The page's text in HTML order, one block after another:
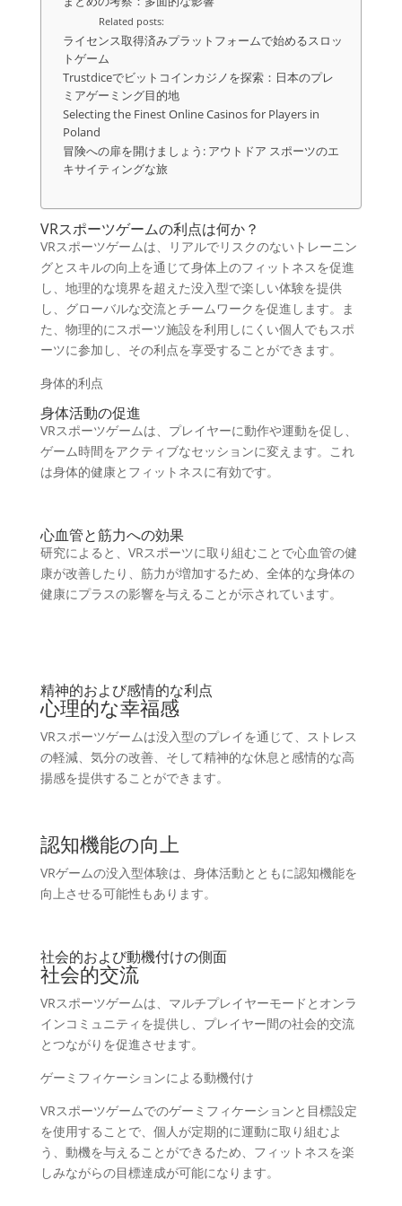
Related posts:
ライセンス取得済みプラットフォームで始めるスロッ
トゲーム
Trustdiceでビットコインカジノを探索：日本のプレ
ミアゲーミング目的地
Selecting the Finest Online Casinos for Players in
Poland
冒険への扉を開けましょう: アウトドア スポーツのエ
キサイティングな旅
VRスポーツゲームの利点は何か？
VRスポーツゲームは、リアルでリスクのないトレーニン
グとスキルの向上を通じて身体上のフィットネスを促進
し、地理的な境界を超えた没入型で楽しい体験を提供
し、グローバルな交流とチームワークを促進します。ま
た、物理的にスポーツ施設を利用しにくい個人でもスポ
ーツに参加し、その利点を享受することができます。
身体的利点
身体活動の促進
VRスポーツゲームは、プレイヤーに動作や運動を促し、
ゲーム時間をアクティブなセッションに変えます。これ
は身体的健康とフィットネスに有効です。
心血管と筋力への効果
研究によると、VRスポーツに取り組むことで心血管の健
康が改善したり、筋力が増加するため、全体的な身体の
健康にプラスの影響を与えることが示されています。
精神的および感情的な利点
心理的な幸福感
VRスポーツゲームは没入型のプレイを通じて、ストレス
の軽減、気分の改善、そして精神的な休息と感情的な高
揚感を提供することができます。
認知機能の向上
VRゲームの没入型体験は、身体活動とともに認知機能を
向上させる可能性もあります。
社会的および動機付けの側面
社会的交流
VRスポーツゲームは、マルチプレイヤーモードとオンラ
インコミュニティを提供し、プレイヤー間の社会的交流
とつながりを促進させます。
ゲーミフィケーションによる動機付け
VRスポーツゲームでのゲーミフィケーションと目標設定
を使用することで、個人が定期的に運動に取り組むよ
う、動機を与えることができるため、フィットネスを楽
しみながらの目標達成が可能になります。